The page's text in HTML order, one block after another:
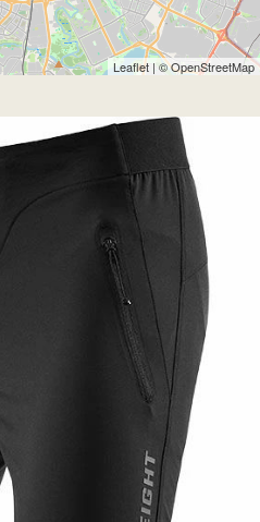
Leaflet | ©OpenStreetMap